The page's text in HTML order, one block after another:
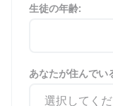
生徒の年齢:
あなたが住んでい